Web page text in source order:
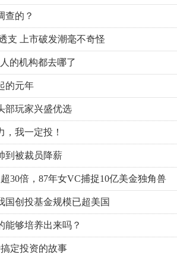
查的？
支 上市破发潮毫不奇怪
的机构都去哪了
的元年
部玩家兴盛优选
我一定投！
到被裁员降薪
30倍，87年女VC捕捉10亿美金独角兽
国创投基金规模已超美国
能够培养出来吗？
定投资的故事